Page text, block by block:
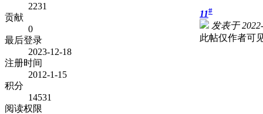
2231
贡献
0
最后登录
2023-12-18
注册时间
2012-1-15
积分
14531
阅读权限
11#
发表于
此帖仅作者可